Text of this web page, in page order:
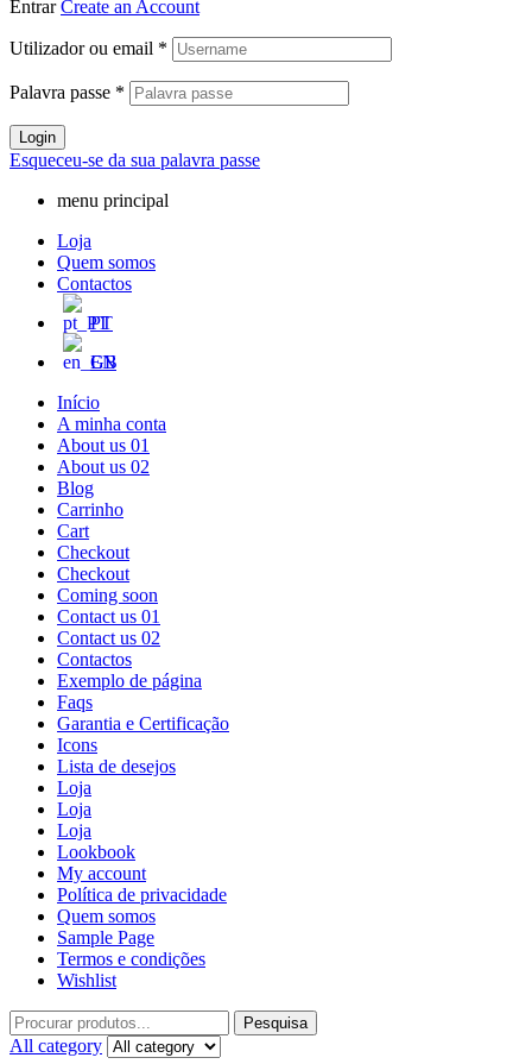
Entrar Create an Account
Utilizador ou email *
Palavra passe *
Login
Esqueceu-se da sua palavra passe
menu principal
Loja
Quem somos
Contactos
PT
EN
Início
A minha conta
About us 01
About us 02
Blog
Carrinho
Cart
Checkout
Checkout
Coming soon
Contact us 01
Contact us 02
Contactos
Exemplo de página
Faqs
Garantia e Certificação
Icons
Lista de desejos
Loja
Loja
Loja
Lookbook
My account
Política de privacidade
Quem somos
Sample Page
Termos e condições
Wishlist
Pesquisa
All category